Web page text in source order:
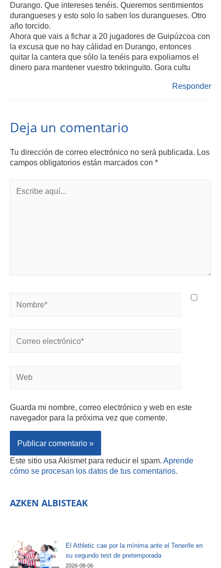
Durango. Que intereses tenéis. Queremos sentimientos
durangueses y esto solo lo saben los durangueses. Otro
año torcido.
Ahora que vais a fichar a 20 jugadores de Guipúzcoa con
la excusa que no hay cálidad en Durango, entonces
quitar la cantera que sólo la tenéis para expoliarnos el
dinero para mantener vuestro txkringuito. Gora cultu
Responder
Deja un comentario
Tu dirección de correo electrónico no será publicada. Los
campos obligatorios están marcados con *
Guarda mi nombre, correo electrónico y web en este
navegador para la próxima vez que comente.
Este sitio usa Akismet para reducir el spam. Aprende
cómo se procesan los datos de tus comentarios.
AZKEN ALBISTEAK
El Athletic cae por la mínima ante el Tenerife en
su segundo test de pretemporada
2026-08-06